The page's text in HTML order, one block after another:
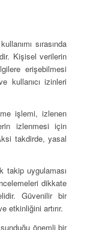
sırasında
Kişisel verilerin
erişebilmesi
kullanıcı izinleri
işlemi, izlenen
izlenmesi için
takdirde, yasal
uygulaması
dikkate
Güvenilir bir
etkinliğini artırır.
önemli bir